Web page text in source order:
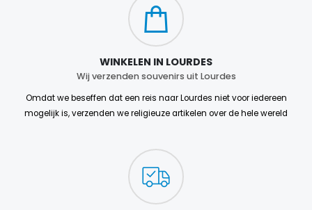
WINKELEN IN LOURDES
Wij verzenden souvenirs uit Lourdes
Omdat we beseffen dat een reis naar Lourdes niet voor iedereen
mogelijk is, verzenden we religieuze artikelen over de hele wereld